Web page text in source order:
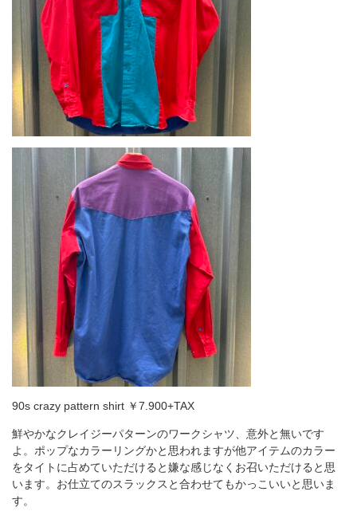
90s crazy pattern shirt ￥7.900+TAX
鮮やかなクレイジーパターンのワークシャツ、意外と無いです
よ。ポップなカラーリングかと思われますが他アイテムのカラー
をタイトに占めていただけると嫌な感じなくお召いただけると思
います。お仕立てのスラックスと合わせてもかっこいいと思いま
す。